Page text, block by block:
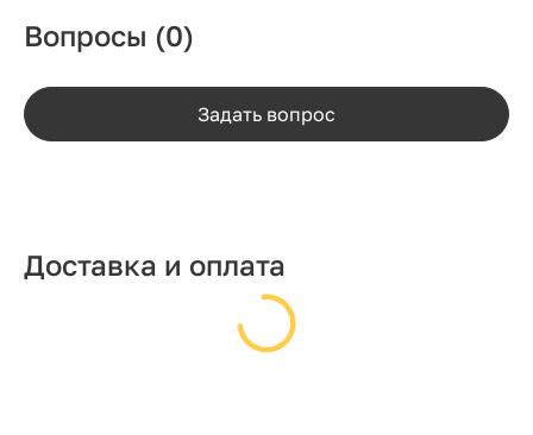
Вопросы (0)
Задать вопрос
Доставка и оплата